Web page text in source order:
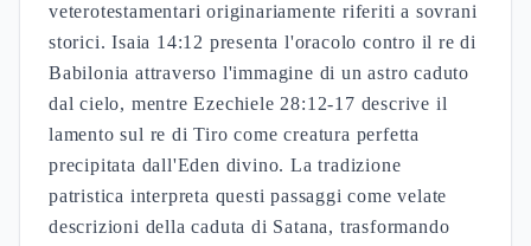
veterotestamentari originariamente riferiti a sovrani
storici. Isaia 14:12 presenta l'oracolo contro il re di
Babilonia attraverso l'immagine di un astro caduto
dal cielo, mentre Ezechiele 28:12-17 descrive il
lamento sul re di Tiro come creatura perfetta
precipitata dall'Eden divino. La tradizione
patristica interpreta questi passaggi come velate
descrizioni della caduta di Satana, trasformando